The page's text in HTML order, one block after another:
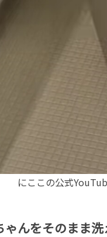
にここの公式
んをそのまま